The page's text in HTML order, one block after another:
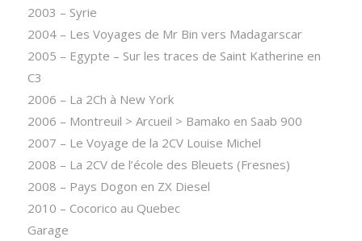
2003 – Syrie
2004 – Les Voyages de Mr Bin vers Madagarscar
2005 – Egypte – Sur les traces de Saint Katherine en
C3
2006 – La 2Ch à New York
2006 – Montreuil > Arcueil > Bamako en Saab 900
2007 – Le Voyage de la 2CV Louise Michel
2008 – La 2CV de l’école des Bleuets (Fresnes)
2008 – Pays Dogon en ZX Diesel
2010 – Cocorico au Quebec
Garage